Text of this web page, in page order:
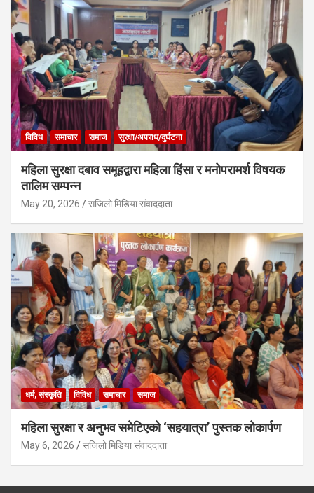
विविध समाचार समाज सुरक्षा/अपराध/दुर्घटना
महिला सुरक्षा दबाव समूहद्वारा महिला हिंसा र मनोपरामर्श विषयक
तालिम सम्पन्न
May 20, 2026 सजिलो मिडिया संवाददाता
धर्म, संस्कृति विविध समाचार समाज
महिला सुरक्षा र अनुभव समेटिएको ‘सहयात्रा’ पुस्तक लोकार्पण
May 6, 2026 सजिलो मिडिया संवाददाता